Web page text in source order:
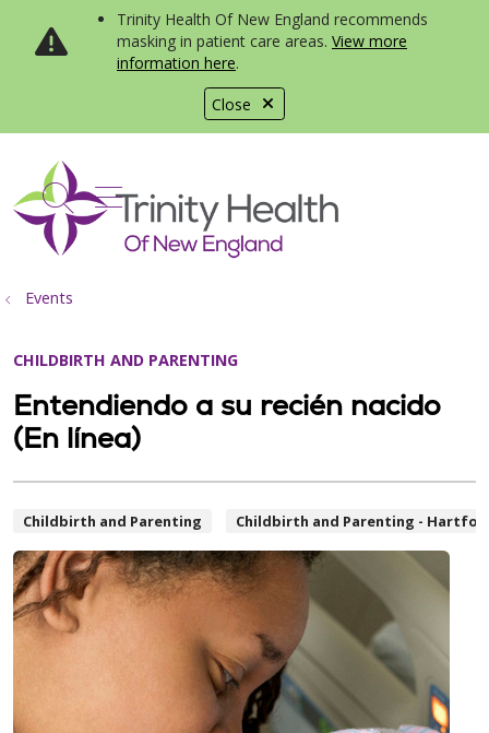
Close
Trinity Health Of New England recommends
masking in patient care areas. View more
information here.
search
show off canvas menu
Events
CHILDBIRTH AND PARENTING
Entendiendo a su recién nacido
(En línea)
Childbirth and Parenting Childbirth and Parenting -